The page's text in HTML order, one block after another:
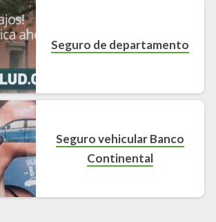
Seguro de departamento
Seguro vehicular Banco
Continental